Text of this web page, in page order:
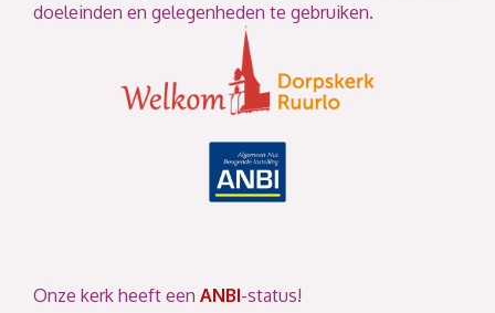
doeleinden en gelegenheden te gebruiken.
Onze kerk heeft een ANBI-status!